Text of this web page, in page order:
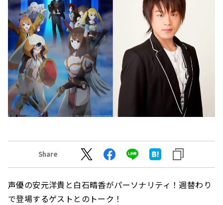
Share
声優の安元洋貴と白石晴香がパーソナリティ！週替わり
で登場するゲストとのトーク！